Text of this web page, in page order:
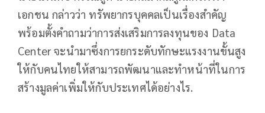
เอกชน กล่าวว่า ทรัพยากรบุคคลเป็นเรื่องสำคัญ
พร้อมตั้งคำถามว่าการส่งเสริมการลงทุนของ Data
Center จะนำมาซึ่งการยกระดับทักษะแรงงานขั้นสูง
ให้กับคนไทยให้สามารถพัฒนาและทำหน้าที่ในการ
สร้างมูลค่าเพิ่มให้กับประเทศได้อย่างไร.